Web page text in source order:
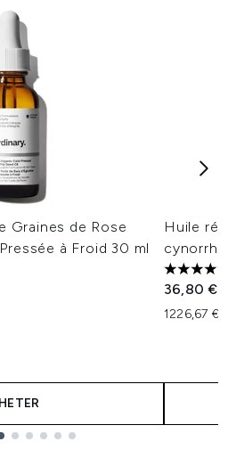
Graines de Rose
à Froid 30 ml
de 5
Huile
4.67
36,80 €
1226,67 €